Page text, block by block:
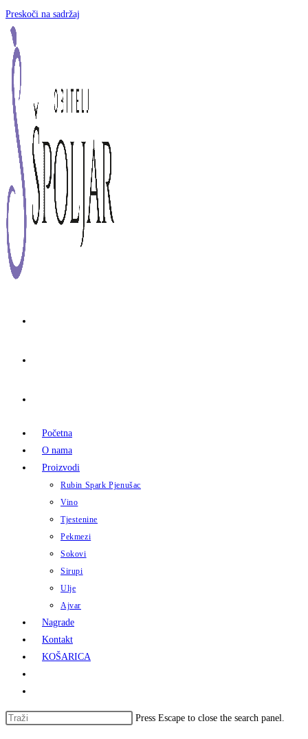
Preskoči na sadržaj
Početna
O nama
Proizvodi
Rubin Spark Pjenušac
Vino
Tjestenine
Pekmezi
Sokovi
Sirupi
Ulje
Ajvar
Nagrade
Kontakt
KOŠARICA
Press Escape to close the search panel.